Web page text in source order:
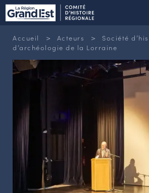
ESPACE MEMBRE
Actus
ACTUALITÉS DU MOMENT
RETOUR SUR LES
INSCRIPTION À LA
Nous connaître
LES MISSIONS DU CHR
L’ÉQUIPE DU CHR
Accueil > Acteurs >
Société
d’archéologie de la Lorraine